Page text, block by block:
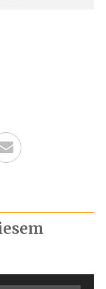
Twitter
Per E-Mail senden